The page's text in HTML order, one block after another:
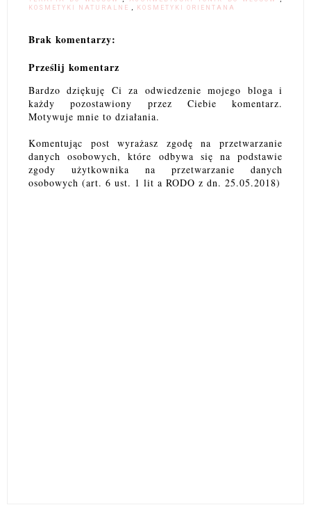
KOSMETYKI NATURALNE
KOSMETYKI ORIENTANA
Brak komentarzy:
Prześlij komentarz
Bardzo dziękuję Ci za odwiedzenie mojego bloga i
każdy pozostawiony przez Ciebie komentarz.
Motywuje mnie to działania.
Komentując post wyrażasz zgodę na przetwarzanie
danych osobowych, które odbywa się na podstawie
zgody użytkownika na przetwarzanie danych
osobowych (art. 6 ust. 1 lit a RODO z dn. 25.05.2018)